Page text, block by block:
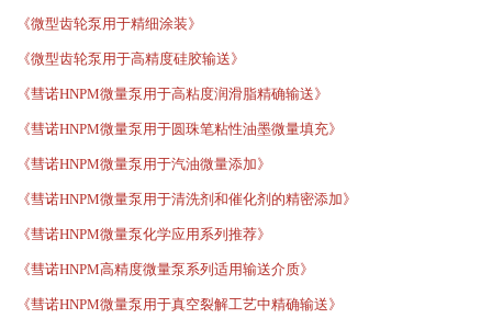
《微型齿轮泵用于精细涂装》
《微型齿轮泵用于高精度硅胶输送》
《彗诺HNPM微量泵用于高粘度润滑脂精确输送》
《彗诺HNPM微量泵用于圆珠笔粘性油墨微量填充》
《彗诺HNPM微量泵用于汽油微量添加》
《彗诺HNPM微量泵用于清洗剂和催化剂的精密添加》
《彗诺HNPM微量泵化学应用系列推荐》
《彗诺HNPM高精度微量泵系列适用输送介质》
《彗诺HNPM微量泵用于真空裂解工艺中精确输送》